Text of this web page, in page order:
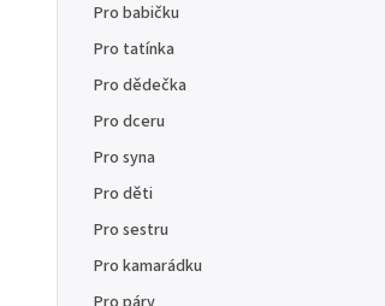
Pro babičku
Pro tatínka
Pro dědečka
Pro dceru
Pro syna
Pro děti
Pro sestru
Pro kamarádku